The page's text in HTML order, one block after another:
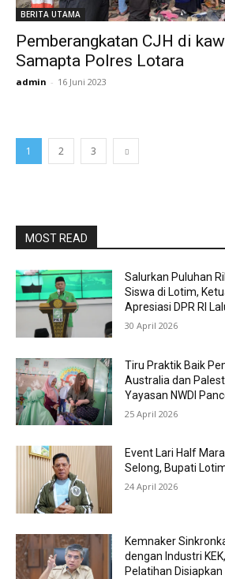
BERITA UTAMA
Pemberangkatan CJH di
Samapta Polres Lotara
admin - 16 Juni 2023
1 2 3
MOST READ
Salurkan Puluhan
Siswa di Lotim,
Apresiasi DPR RI
30 April 2026
Tiru Praktik Baik
Australia dan
Yayasan NWDI
25 April 2026
Event Lari Half
Selong, Bupati
24 April 2026
Kemnaker
dengan Industri
Pelatihan Disiapkan